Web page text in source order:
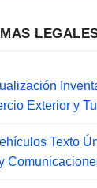
Exterior y
Texto